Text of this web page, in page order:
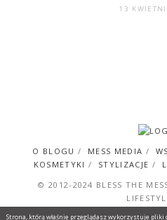
13
O BLOGU MESS MEDIA
KOSMETYKI
STYLIZACJE
© 2012-2024 BLESS THE
Strona, którą właśnie przeglądasz wykorzystuje